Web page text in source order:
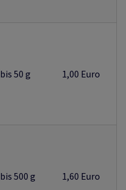
bis 50 g 1,00 Euro
bis 500 g 1,60 Euro